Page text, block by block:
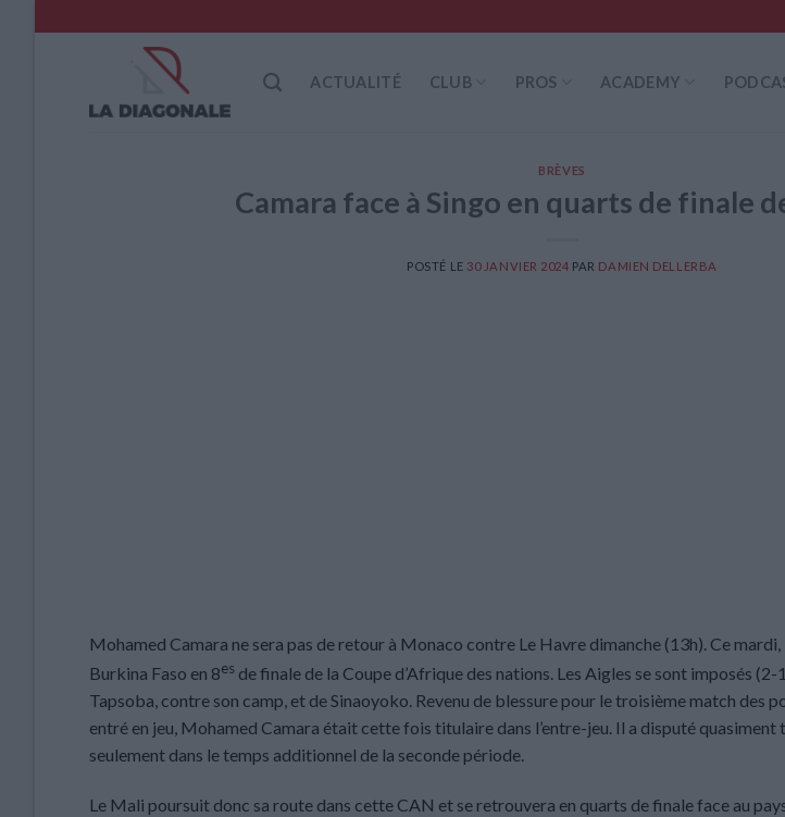
to
ACTUALITÉ CLUB PROS ACADEMY
BRÈVES
Camara face à Singo en quarts de finale
POSTÉ LE 30 JANVIER 2024 PAR DAMIEN DELLERBA
Mohamed Camara ne sera pas de retour à Monaco contre Le Havre dimanche (13h). Ce mardi,
Burkina Faso en 8es de finale de la Coupe d’Afrique des nations. Les Aigles se sont imposés
Tapsoba, contre son camp, et de Sinaoyoko. Revenu de blessure pour le troisième match des
entré en jeu, Mohamed Camara était cette fois titulaire dans l’entre-jeu. Il a disputé
seulement dans le temps additionnel de la seconde période.
Le Mali poursuit donc sa route dans cette CAN et se retrouvera en quarts de finale face au